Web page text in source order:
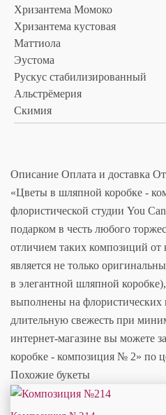
Хризантема Момоко
Хризантема кустовая
Маттиола
Эустома
Рускус стабилизированный
Альстрёмерия
Скимия
Описание Оплата и доставка
«Цветы в шляпной коробке -
флористической студии You
подарком в честь любого
отличием таких композиций от
является не только
в элегантной шляпной
выполнены на флористических
длительную свежесть при
интернет-магазине вы можете
коробке - композиция № 2» по
Похожие букеты